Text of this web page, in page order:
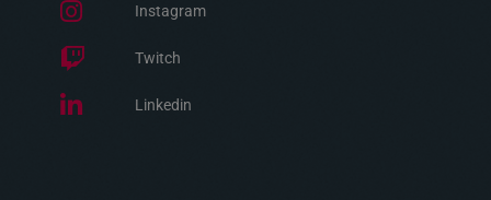
Instagram
Twitch
Linkedin